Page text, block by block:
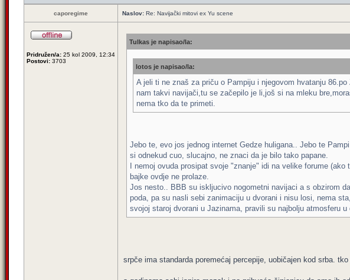
caporegime Naslov: Re: Navijački mitovi ex Yu scene
Pridružen/a: 25 kol 2009, 12:34
Postovi: 3703
Tulkas je napisao/la:
lotos je napisao/la:
A jeli ti ne znaš za priču o Pampiju i njegovom hvatanju
nam takvi navijači,tu se začepilo je li,još si na mleku
nema tko da te primeti.
Jebo te, evo jos jednog internet Gedze huligana.. Jebo te
si odnekud cuo, slucajno, ne znaci da je bilo tako papane.
I nemoj ovuda prosipat svoje "znanje" idi na velike forume
bajke ovdje ne prolaze.
Jos nesto.. BBB su iskljucivo nogometni navijaci a s obzirom
poda, pa su nasli sebi zanimaciju u dvorani i nisu losi, nema
svojoj staroj dvorani u Jazinama, pravili su najbolju atmosferu u
srpče ima standarda poremećaj percepije, uobičajen kod srba.